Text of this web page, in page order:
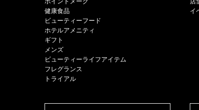
健康食品
ビューティーフード
ホテルアメニティ
ギフト
メンズ
ビューティーライフアイテム
フレグランス
トライアル
イ